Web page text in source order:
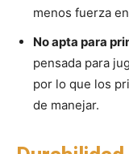
menos fuerza
No apta para
pensada para
por lo que los
de manejar.